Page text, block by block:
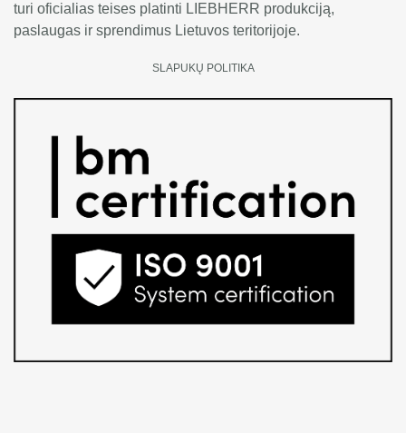
turi oficialias teises platinti LIEBHERR produkciją,
paslaugas ir sprendimus Lietuvos teritorijoje.
SLAPUKŲ POLITIKA